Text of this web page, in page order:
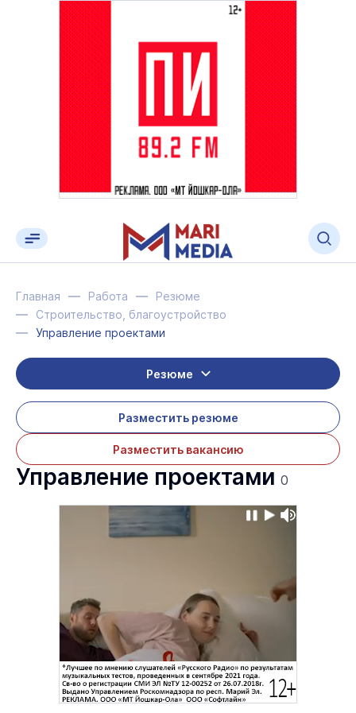
Главная Работа
Резюме
Строительство, благоустройство
Управление проектами
Разместить резюме
Разместить вакансию
Резюме
Управление проектами 0